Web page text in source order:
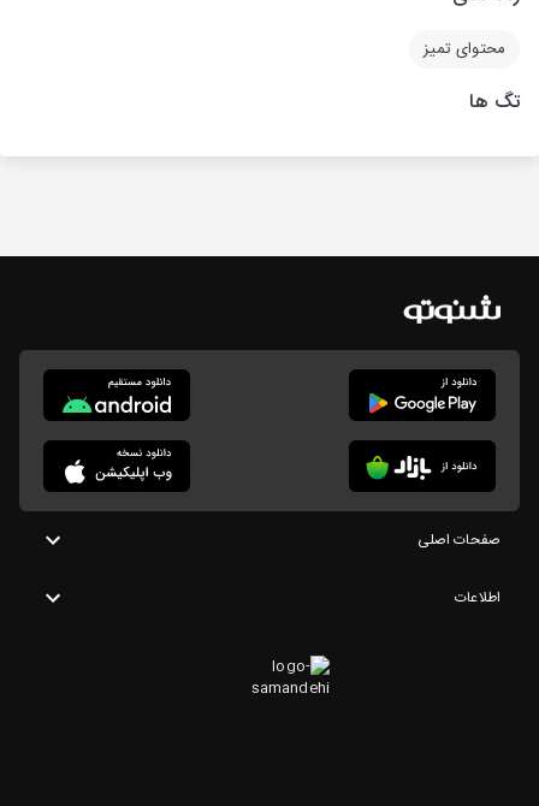
محتوای تمیز
تگ ها
صفحات اصلی
اطلاعات